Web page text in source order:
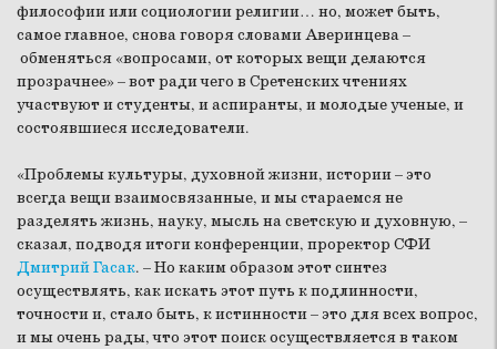
философии или социологии религии… но, может быть,
самое главное, снова говоря словами Аверинцева –
обменяться «вопросами, от которых вещи делаются
прозрачнее» – вот ради чего в Сретенских чтениях
участвуют и студенты, и аспиранты, и молодые ученые, и
состоявшиеся исследователи.
«Проблемы культуры, духовной жизни, истории – это
всегда вещи взаимосвязанные, и мы стараемся не
разделять жизнь, науку, мысль на светскую и духовную, –
сказал, подводя итоги конференции, проректор СФИ
Дмитрий Гасак. – Но каким образом этот синтез
осуществлять, как искать этот путь к подлинности,
точности и, стало быть, к истинности – это для всех вопрос,
и мы очень рады, что этот поиск осуществляется в таком